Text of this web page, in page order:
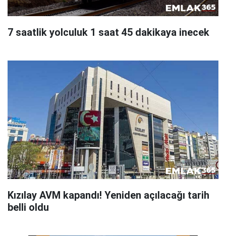
7 saatlik yolculuk 1 saat 45 dakikaya inecek
Kızılay AVM kapandı! Yeniden açılacağı tarih
belli oldu